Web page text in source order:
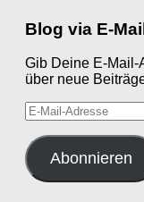
Blog via E-
Gib Deine E-Mail-
über neue
E-
Mail-
Adresse
Abonnieren